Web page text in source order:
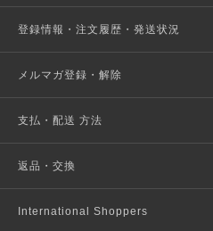
登録情報・注文履歴・発送状況
メルマガ登録・解除
支払・配送 方法
返品・交換
International Shoppers